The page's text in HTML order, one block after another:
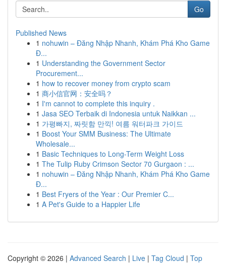
Go
Published News
1 nohuwin – Đăng Nhập Nhanh, Khám Phá Kho Game
Đ...
1 Understanding the Government Sector
Procurement...
1 how to recover money from crypto scam
1 商小信官网：安全吗？
1 I'm cannot to complete this inquiry .
1 Jasa SEO Terbaik di Indonesia untuk Naikkan ...
1 가평빠지, 짜릿함 만끽! 여름 워터파크 가이드
1 Boost Your SMM Business: The Ultimate
Wholesale...
1 Basic Techniques to Long-Term Weight Loss
1 The Tulip Ruby Crimson Sector 70 Gurgaon : ...
1 nohuwin – Đăng Nhập Nhanh, Khám Phá Kho Game
Đ...
1 Best Fryers of the Year : Our Premier C...
1 A Pet's Guide to a Happier Life
Copyright © 2026 | Advanced Search | Live | Tag Cloud | Top